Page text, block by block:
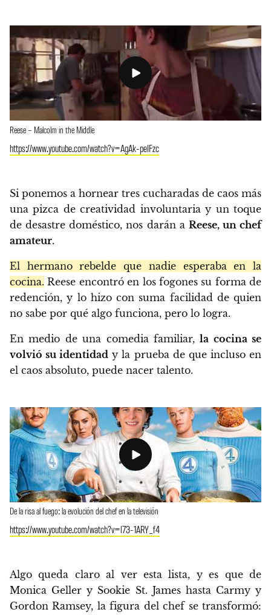
Reese – Malcolm in the Middle
https://www.youtube.com/watch?v=AgAk-peIFzc
Si ponemos a hornear tres cucharadas de caos más
una pizca de creatividad involuntaria y un toque
de desastre doméstico, nos darán a Reese, un chef
amateur.
El hermano rebelde que nadie esperaba en la
cocina. Reese encontró en los fogones su forma de
redención, y lo hizo con suma facilidad de quien
no sabe por qué algo funciona, pero lo logra.
En medio de una comedia familiar,la cocina se
volvió su identidad y la prueba de que incluso en
el caos absoluto, puede nacer talento.
De la risa al fuego: la evolución del chef en la televisión
https://www.youtube.com/watch?v=l73-1ARY_f4
Algo queda claro al ver esta lista, y es que de
Monica Geller y Sookie St. James hasta Carmy y
Gordon Ramsey, la figura del chef se transformó: